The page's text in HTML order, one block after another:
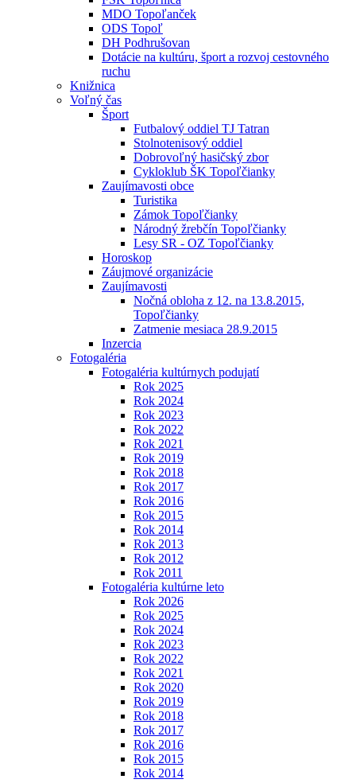
MDO Topoľanček
ODS Topoľ
DH Podhrušovan
Dotácie na kultúru, šport a rozvoj cestovného
ruchu
Knižnica
Voľný čas
Šport
Futbalový oddiel TJ Tatran
Stolnotenisový oddiel
Dobrovoľný hasičský zbor
Cykloklub ŠK Topoľčianky
Zaujímavosti obce
Turistika
Zámok Topoľčianky
Národný žrebčín Topoľčianky
Lesy SR - OZ Topoľčianky
Horoskop
Záujmové organizácie
Zaujímavosti
Nočná obloha z 12. na 13.8.2015,
Topoľčianky
Zatmenie mesiaca 28.9.2015
Inzercia
Fotogaléria
Fotogaléria kultúrnych podujatí
Rok 2025
Rok 2024
Rok 2023
Rok 2022
Rok 2021
Rok 2019
Rok 2018
Rok 2017
Rok 2016
Rok 2015
Rok 2014
Rok 2013
Rok 2012
Rok 2011
Fotogaléria kultúrne leto
Rok 2026
Rok 2025
Rok 2024
Rok 2023
Rok 2022
Rok 2021
Rok 2020
Rok 2019
Rok 2018
Rok 2017
Rok 2016
Rok 2015
Rok 2014